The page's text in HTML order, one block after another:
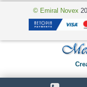
© Emiral Novex